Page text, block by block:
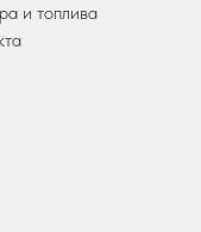
и топлива